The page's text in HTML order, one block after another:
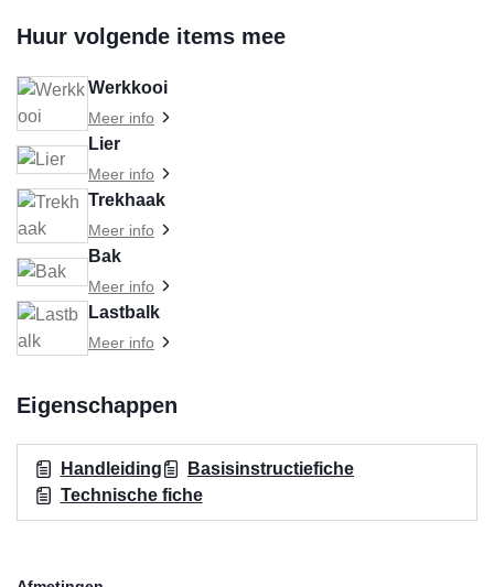
Huur volgende items mee
Werkkooi
Meer info
Lier
Meer info
Trekhaak
Meer info
Bak
Meer info
Lastbalk
Meer info
Eigenschappen
Handleiding
Basisinstructiefiche
Technische fiche